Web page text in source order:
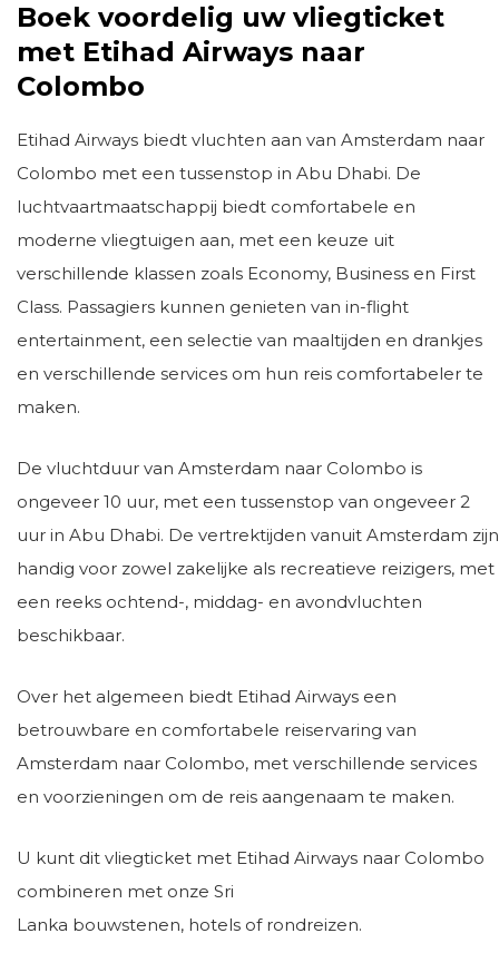
Boek voordelig uw vliegticket
met Etihad Airways naar
Colombo
Etihad Airways biedt vluchten aan van Amsterdam naar
Colombo met een tussenstop in Abu Dhabi. De
luchtvaartmaatschappij biedt comfortabele en
moderne vliegtuigen aan, met een keuze uit
verschillende klassen zoals Economy, Business en First
Class. Passagiers kunnen genieten van in-flight
entertainment, een selectie van maaltijden en drankjes
en verschillende services om hun reis comfortabeler te
maken.
De vluchtduur van Amsterdam naar Colombo is
ongeveer 10 uur, met een tussenstop van ongeveer 2
uur in Abu Dhabi. De vertrektijden vanuit Amsterdam zijn
handig voor zowel zakelijke als recreatieve reizigers, met
een reeks ochtend-, middag- en avondvluchten
beschikbaar.
Over het algemeen biedt Etihad Airways een
betrouwbare en comfortabele reiservaring van
Amsterdam naar Colombo, met verschillende services
en voorzieningen om de reis aangenaam te maken.
U kunt dit vliegticket met Etihad Airways naar Colombo
combineren met onze Sri
Lanka bouwstenen, hotels of rondreizen.